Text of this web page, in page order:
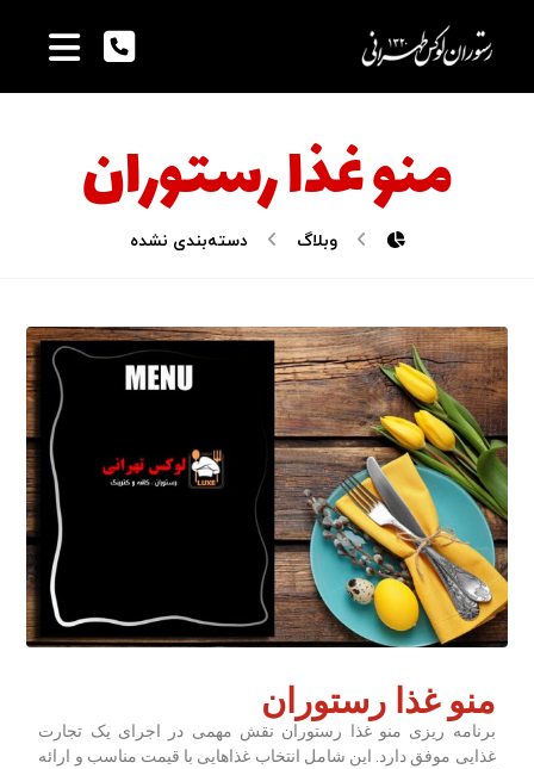
منو غذا رستوران
وبلاگ دسته‌بندی نشده
منو غذا رستوران
برنامه ریزی منو غذا رستوران نقش مهمی در اجرای یک تجارت
غذایی موفق دارد. این شامل انتخاب غذاهایی با قیمت مناسب و ارائه